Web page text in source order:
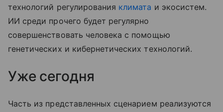
технологий регулирования климата и экосистем.
ИИ среди прочего будет регулярно
совершенствовать человека с помощью
генетических и кибернетических технологий.
Уже сегодня
Часть из представленных сценарием реализуются